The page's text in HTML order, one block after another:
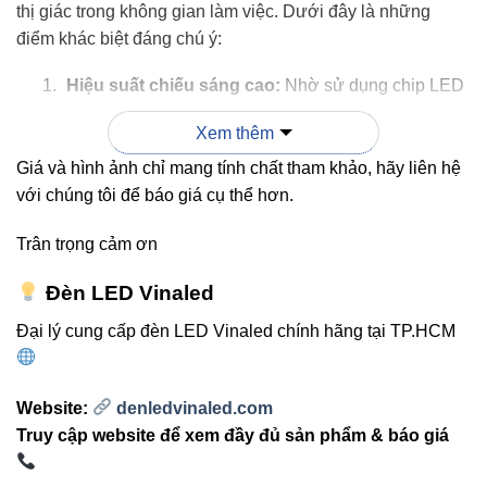
thị giác trong không gian làm việc. Dưới đây là những
điểm khác biệt đáng chú ý:
Hiệu suất chiếu sáng cao: Nhờ sử dụng chip LED
LumiLEDS của Mỹ, ánh sáng luôn rõ ràng, không
chói, giúp bảo vệ mắt.
Thiết kế mảnh, thẩm mỹ:Dễ dàng lắp đặt ẩn trần
hoặc thả trần, mang lại vẻ tinh tế cho mọi không
so với đèn huỳnh quang truyền thống.
Độ bền vượt trội:Vỏ nhôm sơn tĩnh điện, chống oxi
Thân thiện môi trường:Không chứa thủy ngân,
không phát tia UV.
Xem thêm
Giá và hình ảnh chỉ mang tính chất tham khảo, hãy liên hệ
với chúng tôi để báo giá cụ thể hơn.
Trân trọng cảm ơn
Đèn LED Vinaled
Đại lý cung cấp đèn LED Vinaled chính hãng tại TP.HCM
Website:
denledvinaled.com
Truy cập website để xem đầy đủ sản phẩm & báo giá